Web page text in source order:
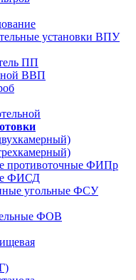
установки ВПУ
ПП
ВВП
противоточные ФИПр
ФИСД
угольные ФСУ
ФОВ